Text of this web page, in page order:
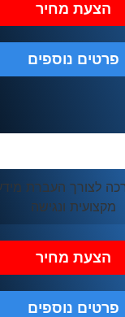
הצעת מחיר
פרטים נוספים
הצעת מחיר
פרטים נוספים